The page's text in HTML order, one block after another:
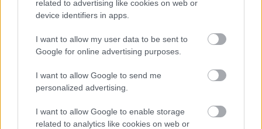
related to advertising like cookies on web or
device identifiers in apps.
I want to allow my user data to be sent to
Google for online advertising purposes.
I want to allow Google to send me
personalized advertising.
I want to allow Google to enable storage
related to analytics like cookies on web or